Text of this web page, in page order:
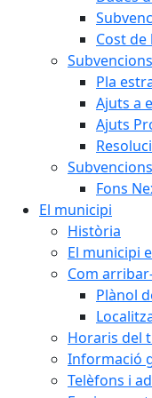
Cost de
Pla
Ajuts a
Ajuts
Subvencions
Fons
El municipi
Història
El municipi
Com
Plànol
Horaris del
Informació
Telèfons i